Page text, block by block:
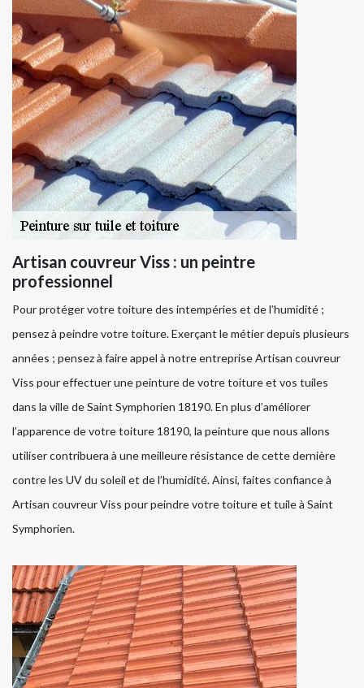
Artisan couvreur Viss : un peintre
professionnel
Pour protéger votre toiture des intempéries et de l’humidité ;
pensez à peindre votre toiture. Exerçant le métier depuis plusieurs
années ; pensez à faire appel à notre entreprise Artisan couvreur
Viss pour effectuer une peinture de votre toiture et vos tuiles
dans la ville de Saint Symphorien 18190. En plus d’améliorer
l’apparence de votre toiture 18190, la peinture que nous allons
utiliser contribuera à une meilleure résistance de cette dernière
contre les UV du soleil et de l’humidité. Ainsi, faites confiance à
Artisan couvreur Viss pour peindre votre toiture et tuile à Saint
Symphorien.